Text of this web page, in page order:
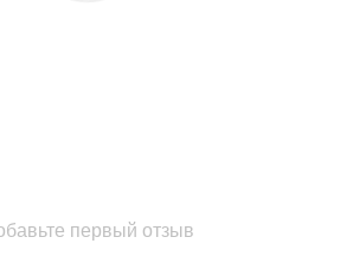
первый отзыв